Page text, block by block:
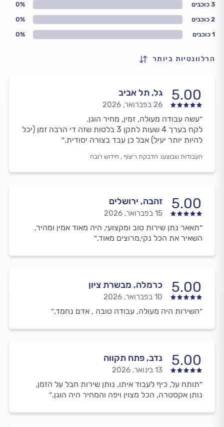
1 כוכבים 0%
2 כוכבים 0%
3 כוכבים 0%
הרלוונטיות ביותר
5.00 גל, תל אביב
26 בפברואר, 2026
״עשה עבודה מעולה, זמין, מחיר הוגן.
לקח בערך 4 שעות לתקן 3 בלטות שזה די הרבה זמן (יכל
להיות יותר יעיל) אבל כן עבד בצורה יסודית.״
העבודות שבוצעו: הדבקת ריצוף , חידוש רובה
5.00 זהבה, ירושלים
15 בפברואר, 2026
״תאאר נתן שירות טוב ומקצועי, היה מאוד אמין ומהיר,
השאיר את הכל נקי,מרוצים מאוד.״
5.00 כרמלה, מבשרת ציון
10 בפברואר, 2026
״השירות היה מעולה, עבודה טובה , אדם נחמד.״
5.00 נדב, פתח תקווה
13 בינואר, 2026
״תותח על, כיף לעבוד איתו, נותן שירות חבל על הזמן,
נותן אקסטרה, הכל מצוין ויפה והמחיר היה הוגן.״